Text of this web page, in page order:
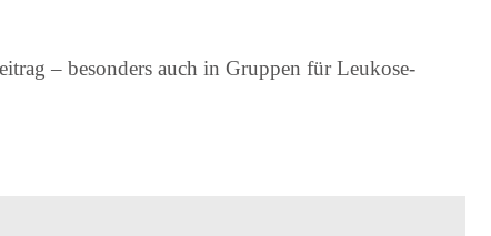
– besonders auch in Gruppen für Leukose-